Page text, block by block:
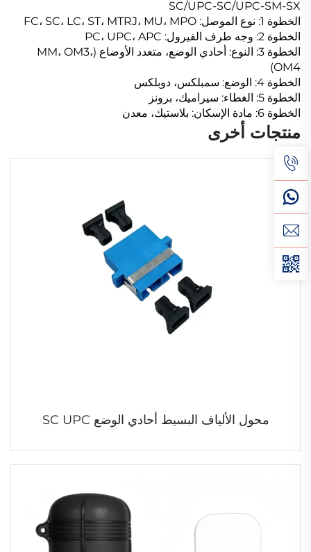
SC/UPC-SC/UPC-SM-SX
الخطوة 1: نوع الموصل: FC، SC، LC، ST، MTRJ، MU، MPO
الخطوة 2: وجه طرف الفيرول: PC، UPC، APC
الخطوة 3: النوع: أحادي الوضع، متعدد الأوضاع (MM، OM3،
OM4)
الخطوة 4: الوضع: سمبلكس، دوبلكس
الخطوة 5: الغطاء: سيراميك، برونز
الخطوة 6: مادة الإسكان: بلاستيك، معدن
منتجات أخرى
محول الألياف البسيط أحادي الوضع SC UPC